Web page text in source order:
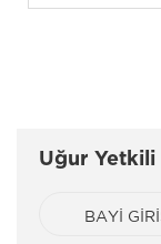
Uğur Yetkili
BAYİ